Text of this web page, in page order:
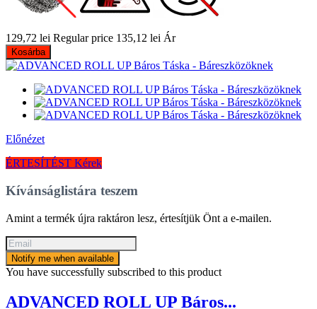
129,72 lei Regular price 135,12 lei Ár
Kosárba
Előnézet
ÉRTESÍTÉST Kérek
Kívánságlistára teszem
Amint a termék újra raktáron lesz, értesítjük Önt a e-mailen.
Notify me when available
You have successfully subscribed to this product
ADVANCED ROLL UP Báros...